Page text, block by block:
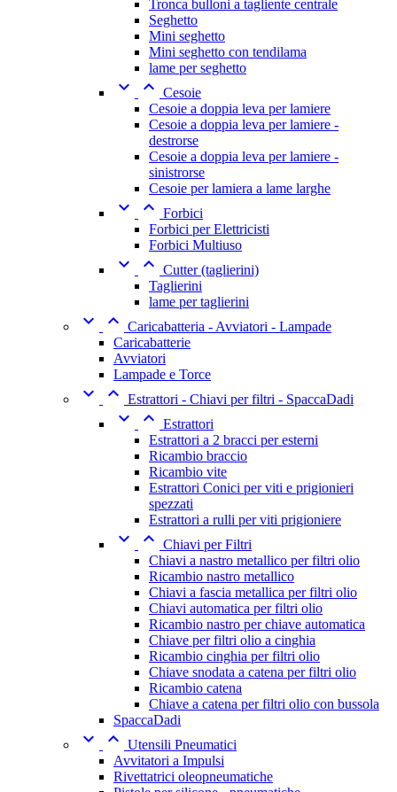
Tronca bulloni a tagliente centrale
Seghetto
Mini seghetto
Mini seghetto con tendilama
lame per seghetto
  Cesoie
Cesoie a doppia leva per lamiere
Cesoie a doppia leva per lamiere -
destrorse
Cesoie a doppia leva per lamiere -
sinistrorse
Cesoie per lamiera a lame larghe
  Forbici
Forbici per Elettricisti
Forbici Multiuso
  Cutter (taglierini)
Taglierini
lame per taglierini
  Caricabatteria - Avviatori - Lampade
Caricabatterie
Avviatori
Lampade e Torce
  Estrattori - Chiavi per filtri - SpaccaDadi
  Estrattori
Estrattori a 2 bracci per esterni
Ricambio braccio
Ricambio vite
Estrattori Conici per viti e prigionieri
spezzati
Estrattori a rulli per viti prigioniere
  Chiavi per Filtri
Chiavi a nastro metallico per filtri olio
Ricambio nastro metallico
Chiavi a fascia metallica per filtri olio
Chiavi automatica per filtri olio
Ricambio nastro per chiave automatica
Chiave per filtri olio a cinghia
Ricambio cinghia per filtri olio
Chiave snodata a catena per filtri olio
Ricambio catena
Chiave a catena per filtri olio con bussola
SpaccaDadi
  Utensili Pneumatici
Avvitatori a Impulsi
Rivettatrici oleopneumatiche